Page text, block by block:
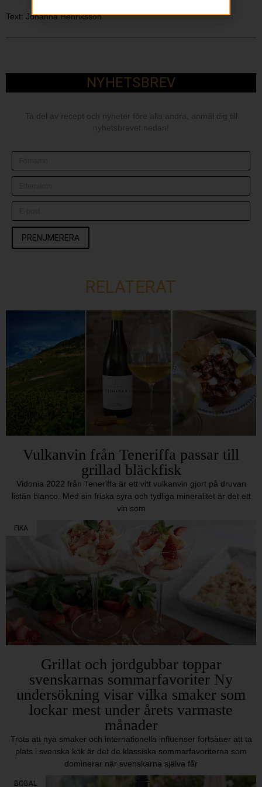
Text: Johanna Henriksson
NYHETSBREV
Ta del av recept och nyheter före alla andra, anmäl dig till
nyhetsbrevet nedan!
PRENUMERERA
RELATERAT
Vulkanvin från Teneriffa passar till
grillad bläckfisk
Vidonia 2022 från Teneriffa är ett vitt vulkanvin gjort på druvan
listán blanco. Med sin friska syra och tydliga mineralitet är det ett
vin som
FIKA
Grillat och jordgubbar toppar
svenskarnas sommarfavoriter Ny
undersökning visar vilka smaker som
lockar mest under årets varmaste
månader
Trots att nya smaker och internationella influenser fortsätter att ta
plats i svenska kök är det de klassiska sommarfavoriterna som
dominerar när svenskarna själva får
BOBAL